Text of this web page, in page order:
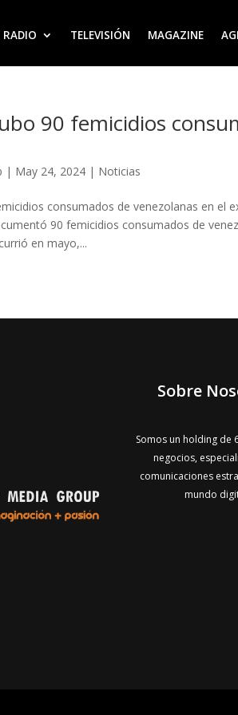
RADIO TELEVISIÓN MAGAZINE
90 femicidios
| May 24, 2024 | Noticias
consumados de venezolanas en el
90 femicidios consumados de
en mayo,...
Sobre
Somos un holding de
negocios,
comunicaciones
mundo